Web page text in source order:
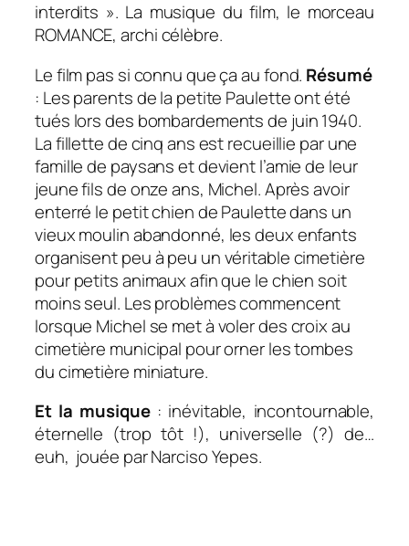
interdits ». La musique du film, le morceau
ROMANCE, archi célèbre.
Le film pas si connu que ça au fond. Résumé
: Les parents de la petite Paulette ont été
tués lors des bombardements de juin 1940.
La fillette de cinq ans est recueillie par une
famille de paysans et devient l’amie de leur
jeune fils de onze ans, Michel. Après avoir
enterré le petit chien de Paulette dans un
vieux moulin abandonné, les deux enfants
organisent peu à peu un véritable cimetière
pour petits animaux afin que le chien soit
moins seul. Les problèmes commencent
lorsque Michel se met à voler des croix au
cimetière municipal pour orner les tombes
du cimetière miniature.
Et la musique: inévitable, incontournable,
éternelle (trop tôt !), universelle (?) de…
euh, jouée par Narciso Yepes.